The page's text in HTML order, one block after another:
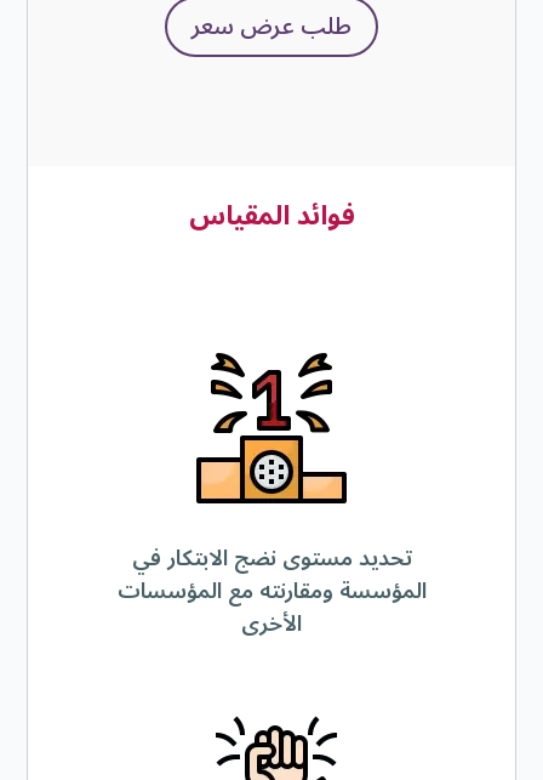
طلب عرض سعر
فوائد المقياس
تحديد مستوى نضج الابتكار في
المؤسسة ومقارنته مع المؤسسات
الأخرى